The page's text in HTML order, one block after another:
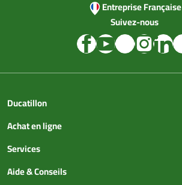
Entreprise Française
Suivez-nous
Ducatillon
Achat en ligne
Services
Aide & Conseils